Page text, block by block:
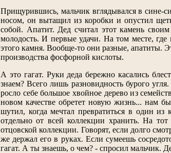
Прищурившись, мальчик вглядывался в сине-
носом, он вытащил из коробки и опустил
собой. Апатит. Дед считал этот камень
молодость. И первые удачи. На том месте,
этого камня. Вообще-то они разные, апатиты.
производства фосфорной кислоты.
А это гагат. Руки деда бережно касались
знаем? Всего лишь разновидность бурого
росло себе большое хвойное дерево из
новом качестве обретет новую жизнь... нам
шутил, когда мечтал превратиться в один
отдельно от всей коллекции хранить. На
отцовской коллекции. Говорят, если долго
же держал его в руках. Если сумеешь
гагат. А ты знаешь, о чем? - спросил мальчик.